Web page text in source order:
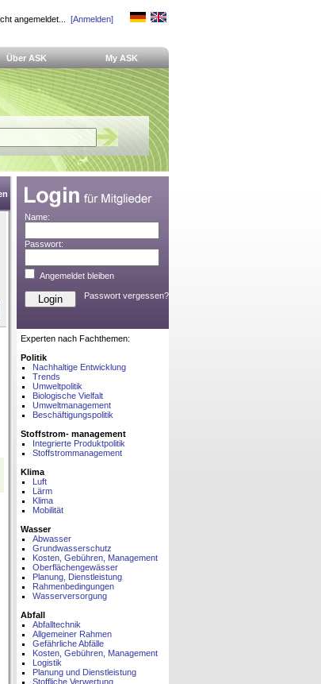
angemeldet... [Anmelden]
Über ASK My ASK
Name:
Passwort:
Angemeldet bleiben
Passwort vergessen?
Experten nach Fachthemen:
Politik
Nachhaltige Entwicklung
Trends
Umweltpolitik
Biologische Vielfalt
Umweltmanagement
Beschäftigungspolitik
Stoffstrom- management
Integrierte Produktpolitik
Stoffstrommanagement
Klima
Luft
Lärm
Klima
Mobilität
Wasser
Abwasser
Grundwasserschutz
Kosten, Gebühren, Management
Oberflächengewässer
Planung, Dienstleistung
Rahmenbedingungen
Wasserversorgung
Abfall
Abfalltechnik
Allgemeiner Rahmen
Gefährliche Abfälle
Kosten, Gebühren, Management
Logistik
Planung und Dienstleistung
Stoffliche Verwertung